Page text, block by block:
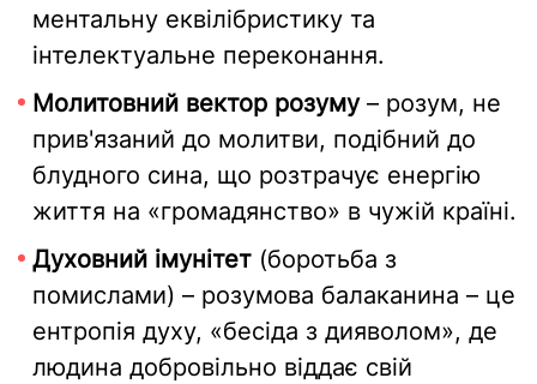
ментальну еквілібристику та
інтелектуальне переконання.
Молитовний вектор розуму– розум, не
прив'язаний до молитви, подібний до
блудного сина, що розтрачує енергію
життя на «громадянство» в чужій країні.
Духовний імунітет (боротьба з
помислами) – розумова балаканина – це
ентропія духу, «бесіда з дияволом», де
людина добровільно віддає свій